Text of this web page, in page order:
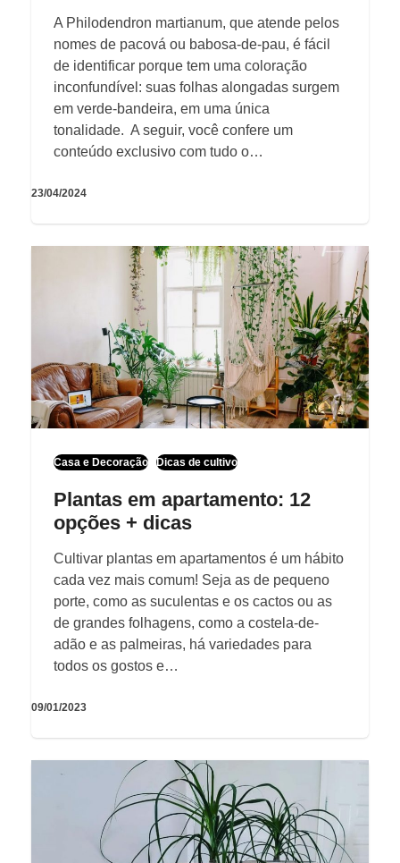
A Philodendron martianum, que atende pelos
nomes de pacová ou babosa-de-pau, é fácil
de identificar porque tem uma coloração
inconfundível: suas folhas alongadas surgem
em verde-bandeira, em uma única
tonalidade. A seguir, você confere um
conteúdo exclusivo com tudo o…
23/04/2024
Casa e Decoração Dicas de cultivo
Plantas em apartamento: 12
opções + dicas
Cultivar plantas em apartamentos é um hábito
cada vez mais comum! Seja as de pequeno
porte, como as suculentas e os cactos ou as
de grandes folhagens, como a costela-de-
adão e as palmeiras, há variedades para
todos os gostos e…
09/01/2023